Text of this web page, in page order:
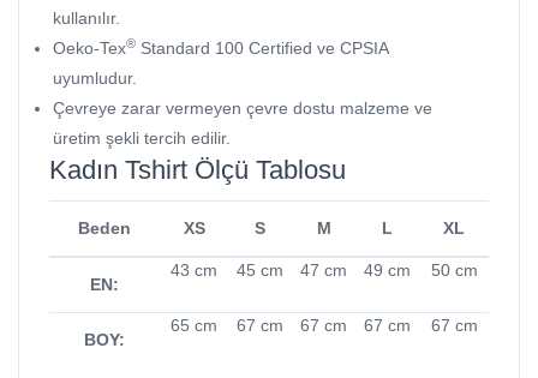
kullanılır.
Oeko-Tex® Standard 100 Certified ve CPSIA
uyumludur.
Çevreye zarar vermeyen çevre dostu malzeme ve
üretim şekli tercih edilir.
Kadın Tshirt Ölçü Tablosu
Beden XS S M L XL
EN:
43 cm 45 cm 47 cm 49 cm 50 cm
BOY:
65 cm 67 cm 67 cm 67 cm 67 cm